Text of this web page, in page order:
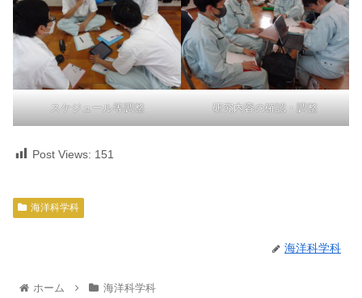
スケジュール等調整 研究内容の確認・調整
Post Views: 151
海洋科学科
海洋科学科
ホーム 海洋科学科